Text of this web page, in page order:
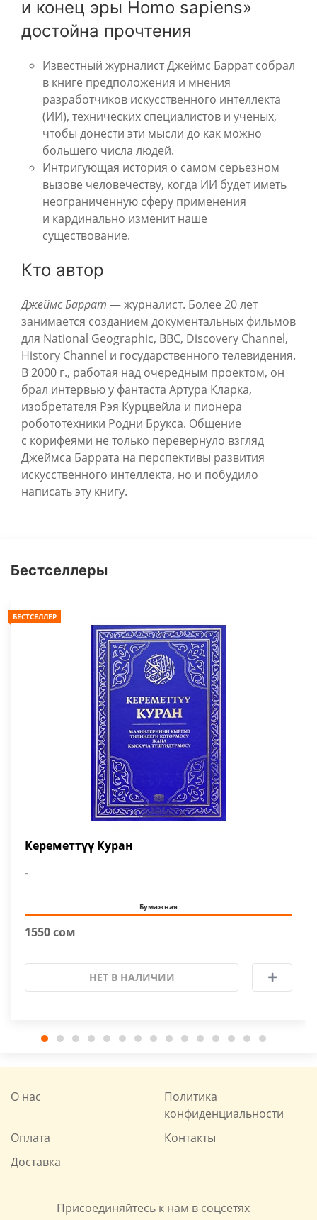
и конец эры Homo sapiens»
достойна прочтения
Известный журналист Джеймс Баррат собрал
в книге предположения и мнения
разработчиков искусственного интеллекта
(ИИ), технических специалистов и ученых,
чтобы донести эти мысли до как можно
большего числа людей.
Интригующая история о самом серьезном
вызове человечеству, когда ИИ будет иметь
неограниченную сферу применения
и кардинально изменит наше
существование.
Кто автор
Джеймс Баррат — журналист. Более 20 лет
занимается созданием документальных фильмов
для National Geographic, BBC, Discovery Channel,
History Channel и государственного телевидения.
В 2000 г., работая над очередным проектом, он
брал интервью у фантаста Артура Кларка,
изобретателя Рэя Курцвейла и пионера
робототехники Родни Брукса. Общение
с корифеями не только перевернуло взгляд
Джеймса Баррата на перспективы развития
искусственного интеллекта, но и побудило
написать эту книгу.
Бестселлеры
БЕСТСЕЛЛЕР
Кереметтүү Куран
-
Бумажная
1550 сом
НЕТ В НАЛИЧИИ
О нас
Политика
конфиденциальности
Оплата
Контакты
Доставка
Присоединяйтесь к нам в соцсетях